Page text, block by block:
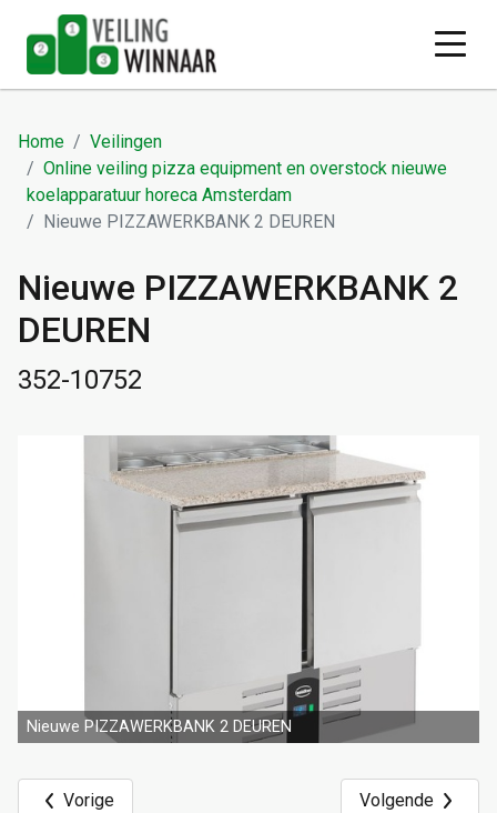
Home
Veilingen
Online veiling pizza equipment en overstock nieuwe
koelapparatuur horeca Amsterdam
Nieuwe PIZZAWERKBANK 2 DEUREN
Nieuwe PIZZAWERKBANK 2
DEUREN
352-10752
Nieuwe PIZZAWERKBANK 2 DEUREN
Vorige Volgende